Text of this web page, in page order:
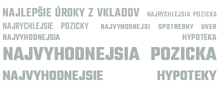
NAJLEPŠIE ÚROKY Z VKLADOV NAJRYCHLEJSIA POZICKA
NAJRYCHLEJSIE POZICKY NAJVYHODNEJSI SPOTREBNY UVER
NAJVYHODNEJSIA HYPOTEKA
NAJVYHODNEJSIA POZICKA
NAJVYHODNEJSIE HYPOTEKY